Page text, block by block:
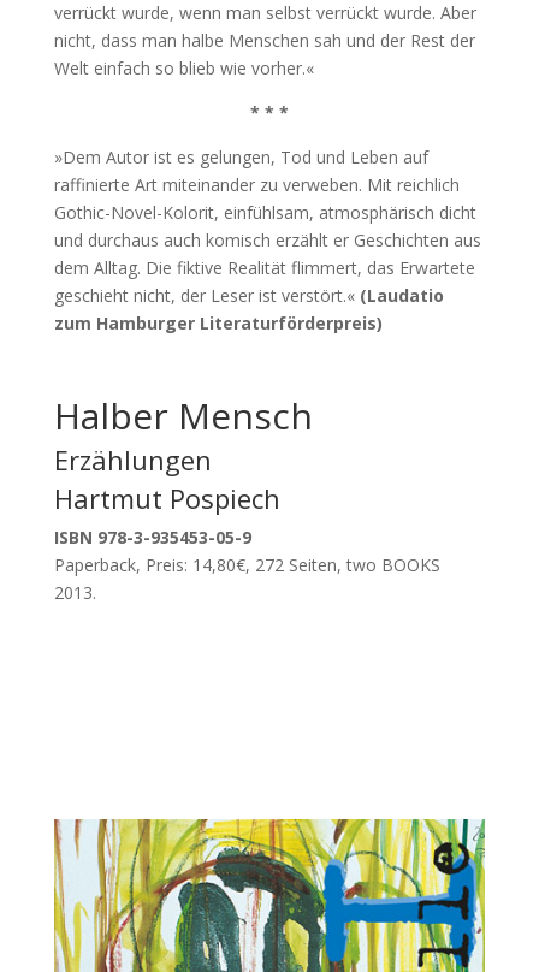
verrückt wurde, wenn man selbst verrückt wurde. Aber
nicht, dass man halbe Menschen sah und der Rest der
Welt einfach so blieb wie vorher.«
* * *
»Dem Autor ist es gelungen, Tod und Leben auf
raffinierte Art miteinander zu verweben. Mit reichlich
Gothic-Novel-Kolorit, einfühlsam, atmosphärisch dicht
und durchaus auch komisch erzählt er Geschichten aus
dem Alltag. Die fiktive Realität flimmert, das Erwartete
geschieht nicht, der Leser ist verstört.« (Laudatio
zum Hamburger Literaturförderpreis)
Halber Mensch
Erzählungen
Hartmut Pospiech
ISBN 978-3-935453-05-9
​Paperback, Preis: 14,80€, 272 Seiten, two BOOKS
2013.